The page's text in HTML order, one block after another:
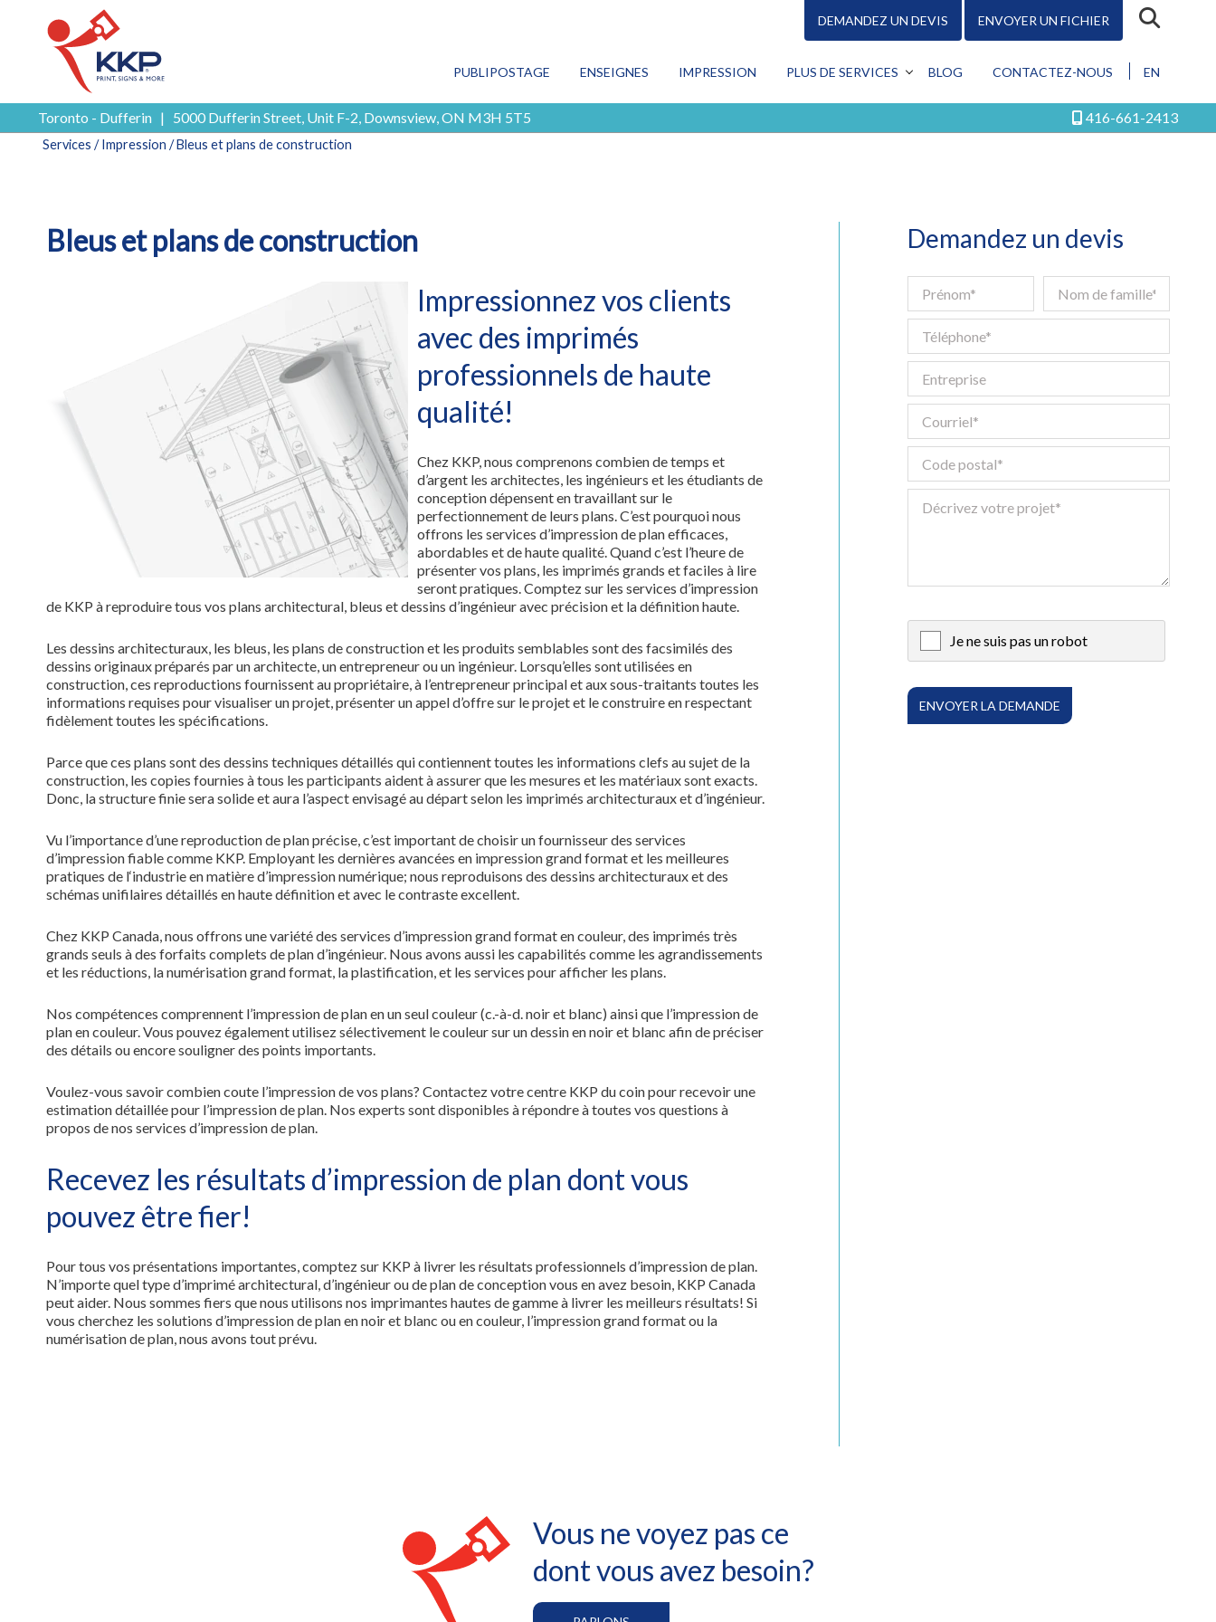
RECHERCHERDEMANDEZ UN DEVIS ENVOYER UN FICHIER
PUBLIPOSTAGE ENSEIGNES IMPRESSION
PLUS DE SERVICES
BLOG CONTACTEZ-NOUS EN
Publipostage
Conception
Numérique
Tous les services
Blog
Contactez-nous
Toronto - Dufferin | 5000 Dufferin Street, Unit F-2, Downsview, ON M3H 5T5 416-661-2413
Services /Impression / Bleus et plans de construction
Bleus et plans de construction
Impressionnez vos clients
avec des imprimés
professionnels de haute
qualité!
Chez KKP, nous comprenons combien de temps et
d’argent les architectes, les ingénieurs et les étudiants de
conception dépensent en travaillant sur le
perfectionnement de leurs plans. C’est pourquoi nous
offrons les services d’impression de plan efficaces,
abordables et de haute qualité. Quand c’est l’heure de
présenter vos plans, les imprimés grands et faciles à lire
seront pratiques. Comptez sur les services d’impression
de KKP à reproduire tous vos plans architectural, bleus et dessins d’ingénieur avec précision et la définition haute.
Les dessins architecturaux, les bleus, les plans de construction et les produits semblables sont des facsimilés des
dessins originaux préparés par un architecte, un entrepreneur ou un ingénieur. Lorsqu’elles sont utilisées en
construction, ces reproductions fournissent au propriétaire, à l’entrepreneur principal et aux sous-traitants toutes les
informations requises pour visualiser un projet, présenter un appel d’offre sur le projet et le construire en respectant
fidèlement toutes les spécifications.
Parce que ces plans sont des dessins techniques détaillés qui contiennent toutes les informations clefs au sujet de la
construction, les copies fournies à tous les participants aident à assurer que les mesures et les matériaux sont exacts.
Donc, la structure finie sera solide et aura l’aspect envisagé au départ selon les imprimés architecturaux et d’ingénieur.
Vu l’importance d’une reproduction de plan précise, c’est important de choisir un fournisseur des services
d’impression fiable comme KKP. Employant les dernières avancées en impression grand format et les meilleures
pratiques de l‘industrie en matière d’impression numérique; nous reproduisons des dessins architecturaux et des
schémas unifilaires détaillés en haute définition et avec le contraste excellent.
Chez KKP Canada, nous offrons une variété des services d’impression grand format en couleur, des imprimés très
grands seuls à des forfaits complets de plan d’ingénieur. Nous avons aussi les capabilités comme les agrandissements
et les réductions, la numérisation grand format, la plastification, et les services pour afficher les plans.
Nos compétences comprennent l’impression de plan en un seul couleur (c.-à-d. noir et blanc) ainsi que l’impression de
plan en couleur. Vous pouvez également utilisez sélectivement le couleur sur un dessin en noir et blanc afin de préciser
des détails ou encore souligner des points importants.
Voulez-vous savoir combien coute l’impression de vos plans? Contactez votre centre KKP du coin pour recevoir une
estimation détaillée pour l’impression de plan. Nos experts sont disponibles à répondre à toutes vos questions à
propos de nos services d’impression de plan.
Recevez les résultats d’impression de plan dont vous
pouvez être fier!
Pour tous vos présentations importantes, comptez sur KKP à livrer les résultats professionnels d’impression de plan.
N’importe quel type d’imprimé architectural, d’ingénieur ou de plan de conception vous en avez besoin, KKP Canada
peut aider. Nous sommes fiers que nous utilisons nos imprimantes hautes de gamme à livrer les meilleurs résultats! Si
vous cherchez les solutions d’impression de plan en noir et blanc ou en couleur, l’impression grand format ou la
numérisation de plan, nous avons tout prévu.
Demandez un devis
Je ne suis pas un robot
Vous ne voyez pas ce
dont vous avez besoin?